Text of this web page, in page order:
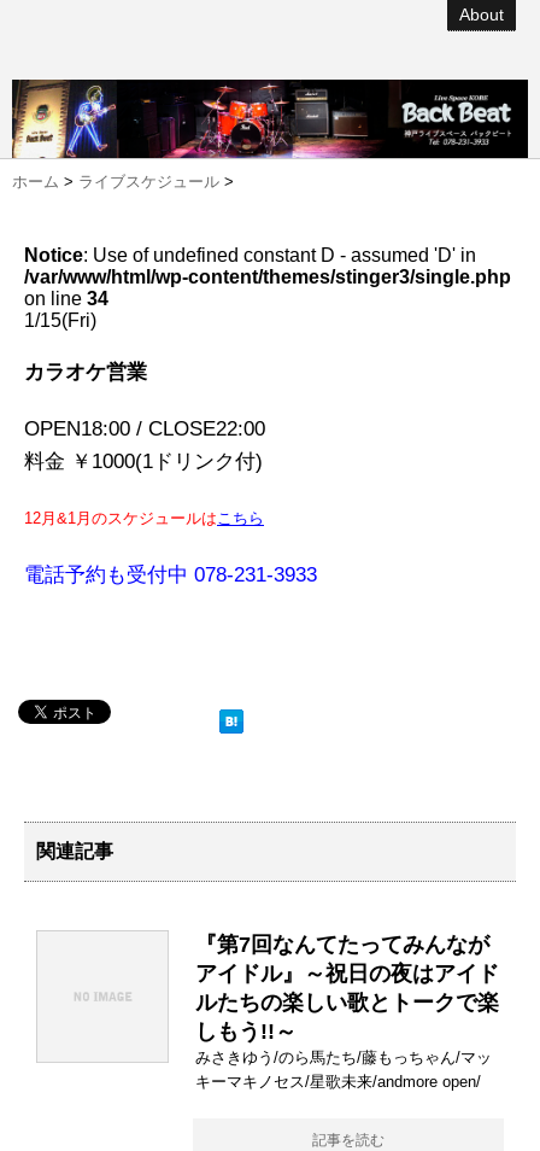
About
ホーム > ライブスケジュール >
Notice: Use of undefined constant D - assumed 'D' in
/var/www/html/wp-content/themes/stinger3/single.php
on line 34
1/15(Fri)
カラオケ営業
OPEN18:00 / CLOSE22:00
料金 ￥1000(1ドリンク付)
12月&1月のスケジュールはこちら
電話予約も受付中 078-231-3933
関連記事
『第7回なんてたってみんなが
アイドル』～祝日の夜はアイド
ルたちの楽しい歌とトークで楽
しもう!!～
みさきゆう/のら馬たち/藤もっちゃん/マッ
キーマキノセス/星歌未来/andmore open/
記事を読む